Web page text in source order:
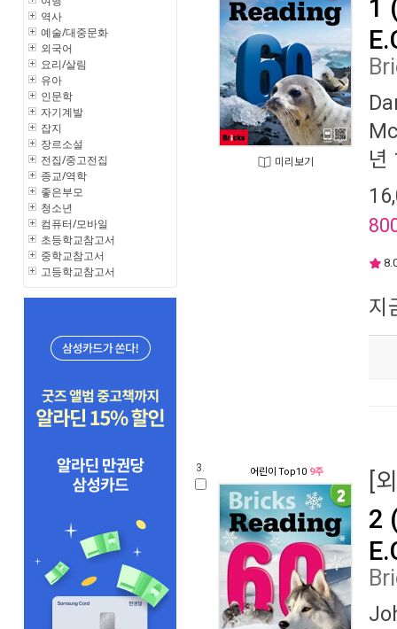
역사
예술/대중문화
외국어
요리/살림
유아
인문학
자기계발
잡지
장르소설
전집/중고전집
종교/역학
좋은부모
청소년
컴퓨터/모바일
초등학교참고서
중학교참고서
고등학교참고서
미리보기
1
년
지
3. 어린이 Top10 9주 [
2